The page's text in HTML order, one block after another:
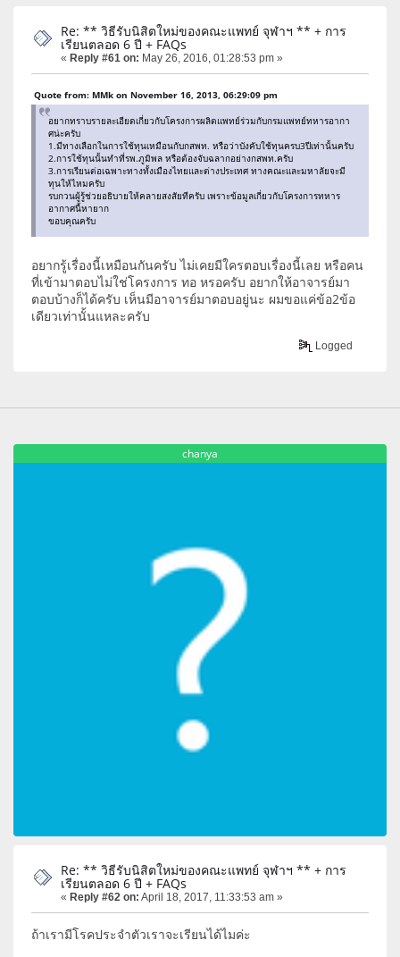
Re: ** วิธีรับนิสิตใหม่ของคณะแพทย์ จุฬาฯ ** + การ
เรียนตลอด 6 ปี + FAQs
« Reply #61 on: May 26, 2016, 01:28:53 pm »
Quote from: MMk on November 16, 2013, 06:29:09 pm
อยากทราบรายละเอียดเกี่ยวกับโครงการผลิตแพทย์ร่วมกับกรมแพทย์ทหารอากา
ศน่ะครับ
1.มีทางเลือกในการใช้ทุนเหมือนกับกสพท. หรือว่าบังคับใช้ทุนครบ3ปีเท่านั้นครับ
2.การใช้ทุนนั้นทําที่รพ.ภูมิพล หรือต้องจับฉลากอย่างกสพท.ครับ
3.การเรียนต่อเฉพาะทางทั้งเมืองไทยและต่างประเทศ ทางคณะและมหาลัยจะมี
ทุนให้ไหมครับ
รบกวนผู้รู้ช่วยอธิบายให้คลายสงสัยทีครับ เพราะข้อมูลเกี่ยวกับโครงการทหาร
อากาศนี้หายาก
ขอบคุณครับ
อยากรู้เรื่องนี้เหมือนกันครับ ไม่เคยมีใครตอบเรื่องนี้เลย หรือคน
ที่เข้ามาตอบไม่ใช่โครงการ ทอ หรอครับ อยากให้อาจารย์มา
ตอบบ้างก็ได้ครับ เห็นมีอาจารย์มาตอบอยู่นะ ผมขอแค่ข้อ2ข้อ
เดียวเท่านั้นแหละครับ
Logged
chanya
Re: ** วิธีรับนิสิตใหม่ของคณะแพทย์ จุฬาฯ ** + การ
เรียนตลอด 6 ปี + FAQs
« Reply #62 on: April 18, 2017, 11:33:53 am »
ถ้าเรามีโรคประจำตัวเราจะเรียนได้ไมค่ะ